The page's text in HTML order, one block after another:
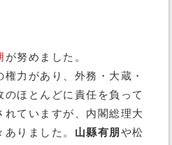
が努めました。
力があり、外務・大蔵・
ほとんどに責任を負って
れていますが、内閣総理大
りました。 山縣有朋 や松